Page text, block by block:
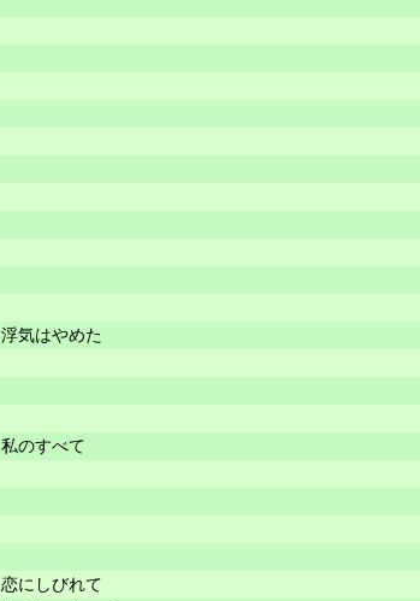
浮気はやめた
私のすべて
恋にしびれて